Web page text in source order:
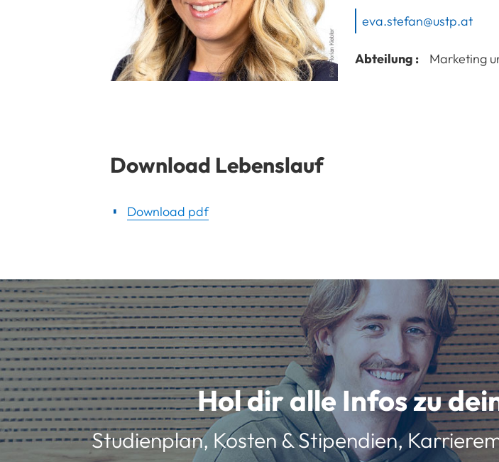
eva.stefan@ustp.at
Abteilung : Marketing
Download Lebenslauf
Download pdf
Hol dir alle Infos zu
Studienplan, Kosten & Stipendien,